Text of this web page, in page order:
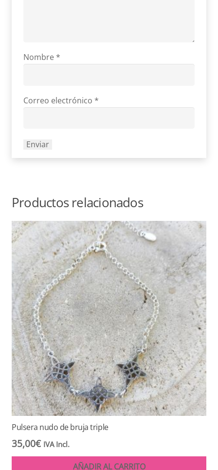
Nombre *
Correo electrónico *
Productos relacionados
Pulsera nudo de bruja triple
35,00€ IVA Incl.
AÑADIR AL CARRITO